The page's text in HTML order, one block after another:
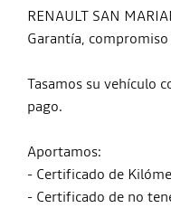
RENAULT SAN
Garantía,
Tasamos su vehículo
pago.
Aportamos:
- Certificado de
- Certificado de no